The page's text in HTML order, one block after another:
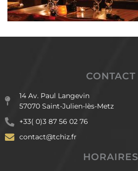
CONTACT
14 Av. Paul Langevin
57070 Saint-Julien-lès-Metz
+33( 0)3 87 56 02 76
contact@tchiz.fr
HORAIRES